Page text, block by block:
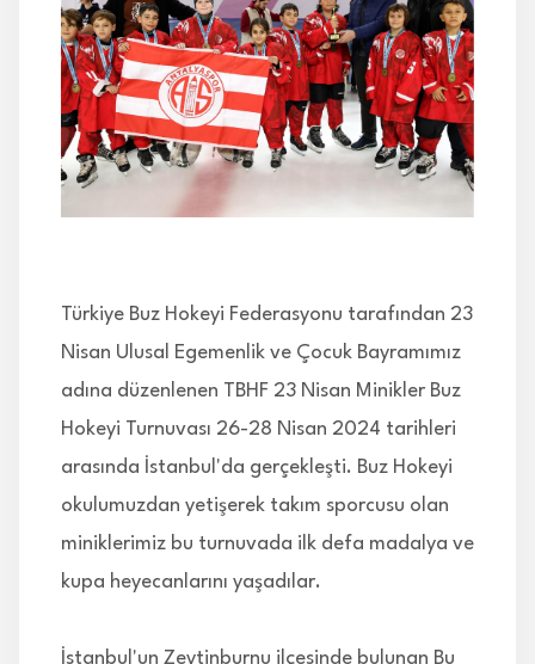
İLETİŞİM
Türkiye Buz Hokeyi Federasyonu tarafından 23
Nisan Ulusal Egemenlik ve Çocuk Bayramımız
adına düzenlenen TBHF 23 Nisan Minikler Buz
Hokeyi Turnuvası 26-28 Nisan 2024 tarihleri
arasında İstanbul'da gerçekleşti. Buz Hokeyi
okulumuzdan yetişerek takım sporcusu olan
miniklerimiz bu turnuvada ilk defa madalya ve
kupa heyecanlarını yaşadılar.
İstanbul'un Zeytinburnu ilçesinde bulunan Bu